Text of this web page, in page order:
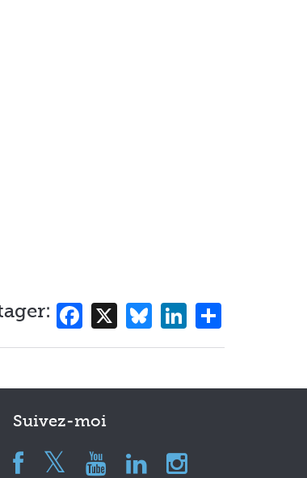
Facebook
X BlueskyLinkedIn
Suivez-moi